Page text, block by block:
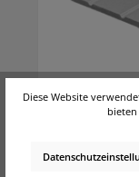
ufitec®
Diese Website